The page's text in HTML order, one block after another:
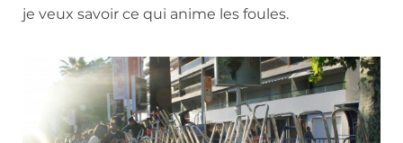
je veux savoir ce qui anime les foules.